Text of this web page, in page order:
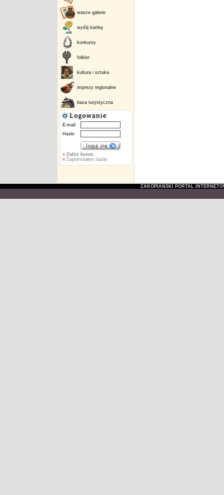
wasze galerie
wyślij kartkę
konkursy
folklor
kultura i sztuka
imprezy regionalne
baza turystyczna
E-mail
Hasło
» Załóż konto
»Zapomniałem hasła
ZAKOPIAŃSKI PORTAL